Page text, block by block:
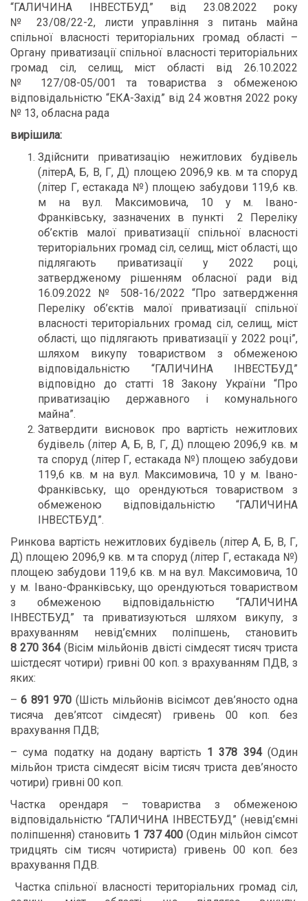
“ГАЛИЧИНА ІНВЕСТБУД” від 23.08.2022 року
№ 23/08/22-2, листи управління з питань майна
спільної власності територіальних громад області –
Органу приватизації спільної власності територіальних
громад сіл, селищ, міст області від 26.10.2022
№ 127/08-05/001 та товариства з обмеженою
відповідальністю “ЕКА-Захід” від 24 жовтня 2022 року
№ 13, обласна рада
вирішила:
Здійснити приватизацію нежитлових будівель
(літерА, Б, В, Г, Д) площею 2096,9 кв. м та споруд
(літер Г, естакада №) площею забудови 119,6 кв.
м на вул. Максимовича, 10 у м. Івано-
Франківську, зазначених в пункті 2 Переліку
об’єктів малої приватизації спільної власності
територіальних громад сіл, селищ, міст області, що
підлягають приватизації у 2022 році,
затвердженому рішенням обласної ради від
16.09.2022 № 508-16/2022 “Про затвердження
Переліку об’єктів малої приватизації спільної
власності територіальних громад сіл, селищ, міст
області, що підлягають приватизації у 2022 році”,
шляхом викупу товариством з обмеженою
відповідальністю “ГАЛИЧИНА ІНВЕСТБУД”
відповідно до статті 18 Закону України “Про
приватизацію державного і комунального
майна”.
Затвердити висновок про вартість нежитлових
будівель (літер А, Б, В, Г, Д) площею 2096,9 кв. м
та споруд (літер Г, естакада №) площею забудови
119,6 кв. м на вул. Максимовича, 10 у м. Івано-
Франківську, що орендуються товариством з
обмеженою відповідальністю “ГАЛИЧИНА
ІНВЕСТБУД”.
Ринкова вартість нежитлових будівель (літер А, Б, В, Г,
Д) площею 2096,9 кв. м та споруд (літер Г, естакада №)
площею забудови 119,6 кв. м на вул. Максимовича, 10
у м. Івано-Франківську, що орендуються товариством
з обмеженою відповідальністю “ГАЛИЧИНА
ІНВЕСТБУД” та приватизуються шляхом викупу, з
врахуванням невід’ємних поліпшень, становить
8 270 364(Вісім мільйонів двісті сімдесят тисяч триста
шістдесят чотири) гривні 00 коп. з врахуванням ПДВ, з
яких:
–6 891 970 (Шість мільйонів вісімсот дев’яносто одна
тисяча дев’ятсот сімдесят) гривень 00 коп. без
врахування ПДВ;
– сума податку на додану вартість 1 378 394(Один
мільйон триста сімдесят вісім тисяч триста дев’яносто
чотири) гривні 00 коп.
Частка орендаря – товариства з обмеженою
відповідальністю “ГАЛИЧИНА ІНВЕСТБУД” (невід’ємні
поліпшення) становить 1 737 400 (Один мільйон сімсот
тридцять сім тисяч чотириста) гривень 00 коп. без
врахування ПДВ.
Частка спільної власності територіальних громад сіл,